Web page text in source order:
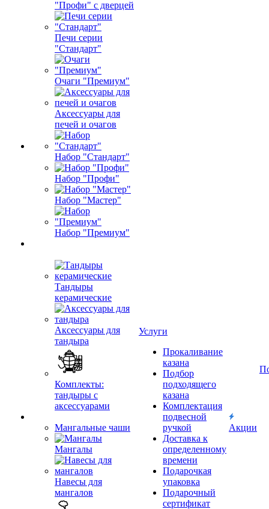
"Профи" с дверцей
Печи серии
"Стандарт"
Очаги "Премиум"
Аксессуары для
печей и очагов
Набор "Стандарт"
Набор "Профи"
Набор "Мастер"
Набор "Премиум"
Тандыры
керамические
Аксессуары для
тандыра
Комплекты:
тандыры с
аксессуарами
Мангальные чаши
Мангалы
Навесы для
мангалов
Услуги
Прокаливание
казана
Подбор
подходящего
казана
Комплектация
подвесной
ручкой
Доставка к
определенному
времени
Подарочкая
упаковка
Подарочный
сертификат
Акции